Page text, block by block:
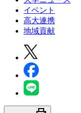
イベント
高大連携
地域貢献